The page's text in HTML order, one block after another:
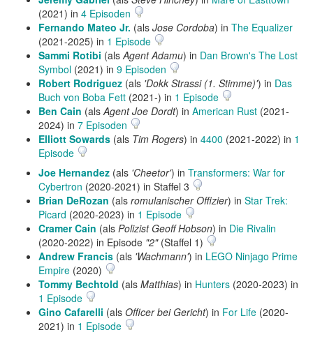
(2021) in 4 Episoden
Fernando Mateo Jr. (als Jose Cordoba) in The Equalizer
(2021-2025) in 1 Episode
Sammi Rotibi (als Agent Adamu) in Dan Brown's The Lost
Symbol (2021) in 9 Episoden
Robert Rodriguez (als 'Dokk Strassi (1. Stimme)') in Das
Buch von Boba Fett (2021-) in 1 Episode
Ben Cain (als Agent Joe Dordt) in American Rust (2021-
2024) in 7 Episoden
Elliott Sowards (als Tim Rogers) in 4400 (2021-2022) in 1
Episode
Joe Hernandez (als 'Cheetor') in Transformers: War for
Cybertron (2020-2021) in Staffel 3
Brian DeRozan (als romulanischer Offizier) in Star Trek:
Picard (2020-2023) in 1 Episode
Cramer Cain (als Polizist Geoff Hobson) in Die Rivalin
(2020-2022) in Episode "2"(Staffel 1)
Andrew Francis (als 'Wachmann') in LEGO Ninjago Prime
Empire (2020)
Tommy Bechtold (als Matthias) in Hunters (2020-2023) in
1 Episode
Gino Cafarelli (als Officer bei Gericht) in For Life (2020-
2021) in 1 Episode